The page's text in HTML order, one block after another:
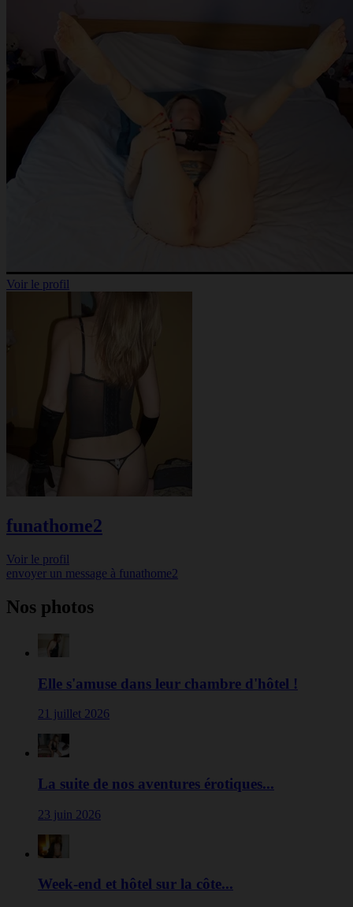
Voir le profil
funathome2
Voir le profil
envoyer un message à funathome2
Nos photos
Elle s'amuse dans leur chambre d'hôtel !
21 juillet 2026
La suite de nos aventures érotiques...
23 juin 2026
Week-end et hôtel sur la côte...